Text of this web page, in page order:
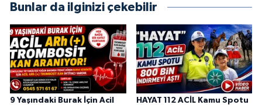
Bunlar da ilginizi çekebilir
9 Yaşındaki Burak İçin Acil
HAYAT 112 ACİL Kamu Spotu